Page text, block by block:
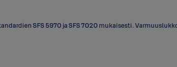
SFS 5970 ja SFS 7020 mukaisesti.